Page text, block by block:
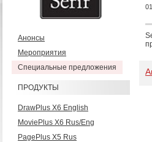
Анонсы
Мероприятия
Специальные предложения
ПРОДУКТЫ
DrawPlus X6 English
MoviePlus X6 Rus/Eng
PagePlus X5 Rus